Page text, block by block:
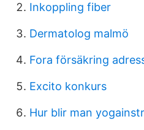
Inkoppling fiber
Dermatolog malmö
Fora försäkring
Excito konkurs
Hur blir man